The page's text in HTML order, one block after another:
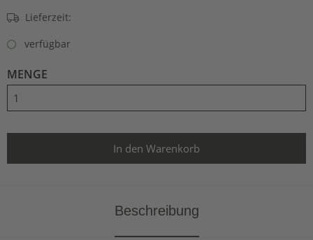
Lieferzeit:
verfügbar
MENGE
Beschreibung